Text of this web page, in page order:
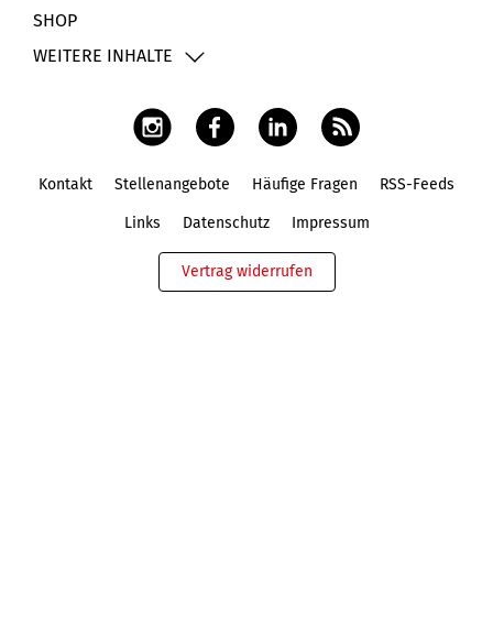
SHOP
WEITERE INHALTE
Kontakt Stellenangebote Häufige Fragen RSS-Feeds
Links Datenschutz Impressum
Vertrag widerrufen